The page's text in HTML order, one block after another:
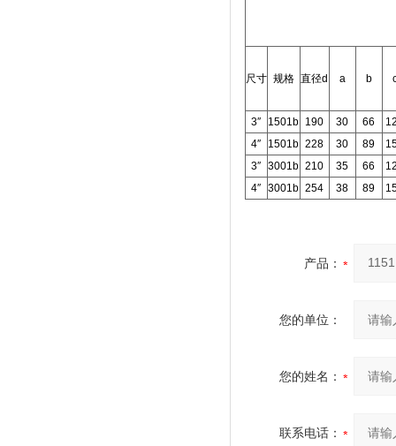
尺寸 规格 直径d a b
3″ 1501b 190 30 66
4″
1501b 228 30 89
3″
3001b 210 35 66
4″
3001b 254 38 89
产品：
您的单位：
您的姓名：
联系电话：